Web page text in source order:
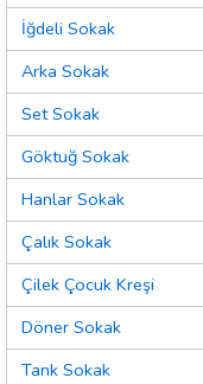
İğdeli Sokak
Arka Sokak
Set Sokak
Göktuğ Sokak
Hanlar Sokak
Çalık Sokak
Çilek Çocuk Kreşi
Döner Sokak
Tank Sokak